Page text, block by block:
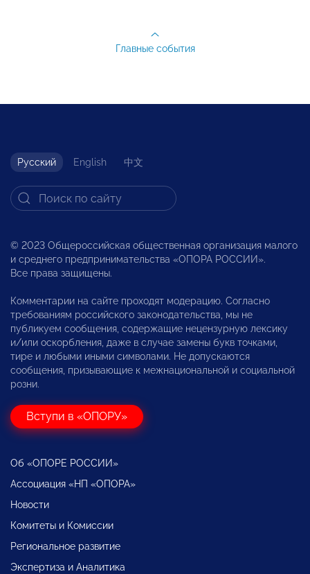
Главные события
Русский English 中文
© 2023 Общероссийская общественная организация малого
и среднего предпринимательства «ОПОРА РОССИИ».
Все права защищены.
Комментарии на сайте проходят модерацию. Согласно
требованиям российского законодательства, мы не
публикуем сообщения, содержащие нецензурную лексику
и/или оскорбления, даже в случае замены букв точками,
тире и любыми иными символами. Не допускаются
сообщения, призывающие к межнациональной и социальной
розни.
Вступи в «ОПОРУ»
Об «ОПОРЕ РОССИИ»
Ассоциация «НП «ОПОРА»
Новости
Комитеты и Комиссии
Региональное развитие
Экспертиза и Аналитика